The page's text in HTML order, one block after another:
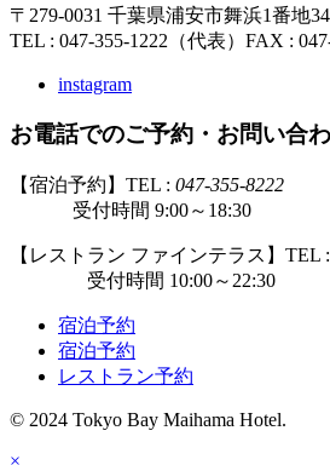
〒279-0031 千葉県浦安市舞浜1番地
TEL : 047-355-1222（代表） FAX :
instagram
お電話でのご予約・お問い合
【宿泊予約】TEL : 047-355-8222
受付時間 9:00～18:30
【レストラン ファインテラス】TEL :
受付時間 10:00～22:30
宿泊予約
宿泊予約
レストラン予約
© 2024 Tokyo Bay Maihama Hotel.
×